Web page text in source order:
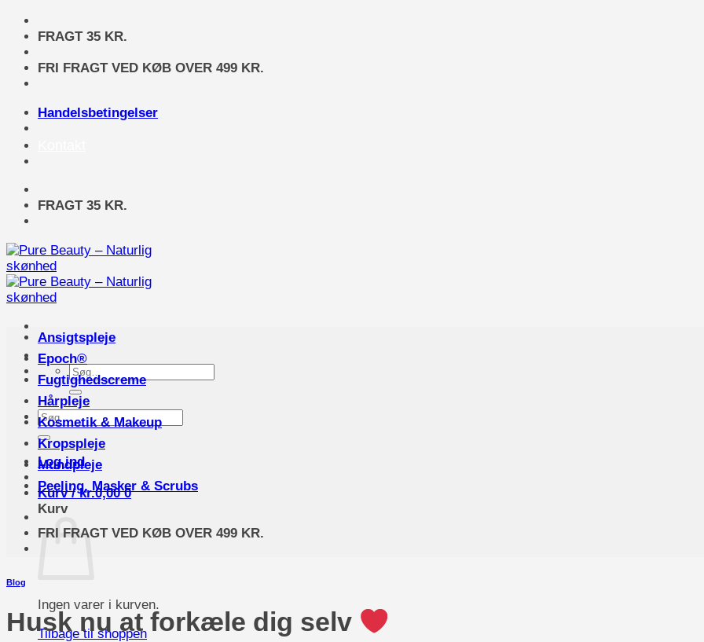
Fortsæt
indhold
FRAGT 35 KR.
FRI FRAGT VED KØB OVER 499 KR.
Handelsbetingelser
FRAGT 35 KR.
Søg
efter:
Søg
efter:
Log ind
Kurv /kr.0,00 0
Kurv
Ingen varer i kurven.
Tilbage til shoppen
Ansigtspleje
Epoch®
Fugtighedscreme
Hårpleje
Kosmetik & Makeup
Kropspleje
Mundpleje
Peeling, Masker & Scrubs
FRI FRAGT VED KØB OVER 499 KR.
Blog
Husk nu at forkæle dig selv